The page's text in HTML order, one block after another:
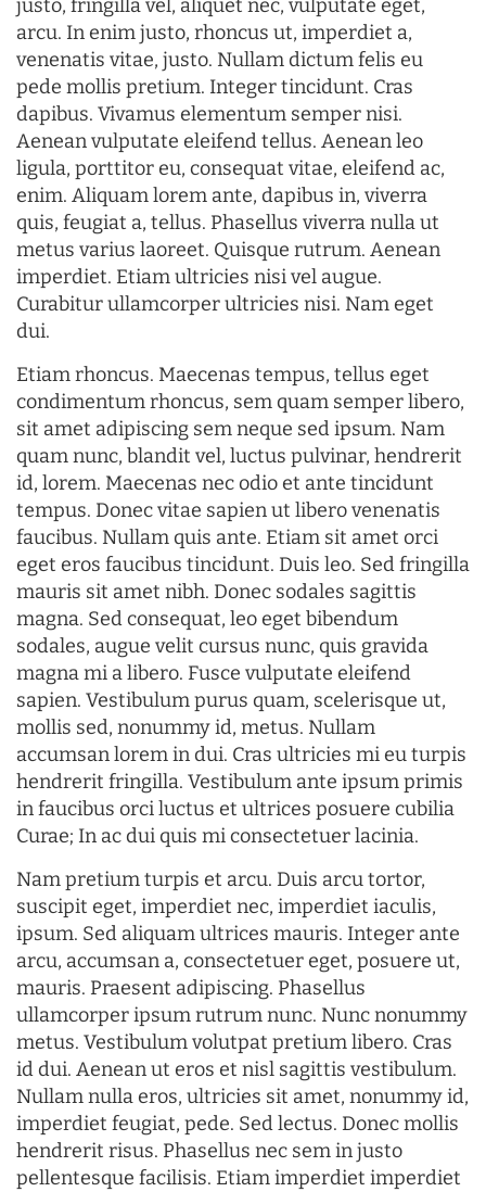
justo, fringilla vel, aliquet nec, vulputate eget,
arcu. In enim justo, rhoncus ut, imperdiet a,
venenatis vitae, justo. Nullam dictum felis eu
pede mollis pretium. Integer tincidunt. Cras
dapibus. Vivamus elementum semper nisi.
Aenean vulputate eleifend tellus. Aenean leo
ligula, porttitor eu, consequat vitae, eleifend ac,
enim. Aliquam lorem ante, dapibus in, viverra
quis, feugiat a, tellus. Phasellus viverra nulla ut
metus varius laoreet. Quisque rutrum. Aenean
imperdiet. Etiam ultricies nisi vel augue.
Curabitur ullamcorper ultricies nisi. Nam eget
dui.
Etiam rhoncus. Maecenas tempus, tellus eget
condimentum rhoncus, sem quam semper libero,
sit amet adipiscing sem neque sed ipsum. Nam
quam nunc, blandit vel, luctus pulvinar, hendrerit
id, lorem. Maecenas nec odio et ante tincidunt
tempus. Donec vitae sapien ut libero venenatis
faucibus. Nullam quis ante. Etiam sit amet orci
eget eros faucibus tincidunt. Duis leo. Sed fringilla
mauris sit amet nibh. Donec sodales sagittis
magna. Sed consequat, leo eget bibendum
sodales, augue velit cursus nunc, quis gravida
magna mi a libero. Fusce vulputate eleifend
sapien. Vestibulum purus quam, scelerisque ut,
mollis sed, nonummy id, metus. Nullam
accumsan lorem in dui. Cras ultricies mi eu turpis
hendrerit fringilla. Vestibulum ante ipsum primis
in faucibus orci luctus et ultrices posuere cubilia
Curae; In ac dui quis mi consectetuer lacinia.
Nam pretium turpis et arcu. Duis arcu tortor,
suscipit eget, imperdiet nec, imperdiet iaculis,
ipsum. Sed aliquam ultrices mauris. Integer ante
arcu, accumsan a, consectetuer eget, posuere ut,
mauris. Praesent adipiscing. Phasellus
ullamcorper ipsum rutrum nunc. Nunc nonummy
metus. Vestibulum volutpat pretium libero. Cras
id dui. Aenean ut eros et nisl sagittis vestibulum.
Nullam nulla eros, ultricies sit amet, nonummy id,
imperdiet feugiat, pede. Sed lectus. Donec mollis
hendrerit risus. Phasellus nec sem in justo
pellentesque facilisis. Etiam imperdiet imperdiet